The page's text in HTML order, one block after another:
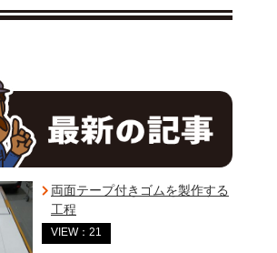
両面テープ付きゴムを製作する
工程
VIEW：21